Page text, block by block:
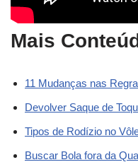
Mais
11 Mudanças nas
Devolver Saque de
Tipos de Rodízio no
Buscar Bola fora da